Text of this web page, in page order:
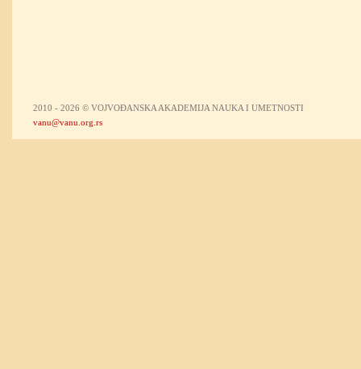
2010 - 2026 © VOJVOĐANSKA AKADEMIJA NAUKA I UMETNOSTI
vanu@vanu.org.rs